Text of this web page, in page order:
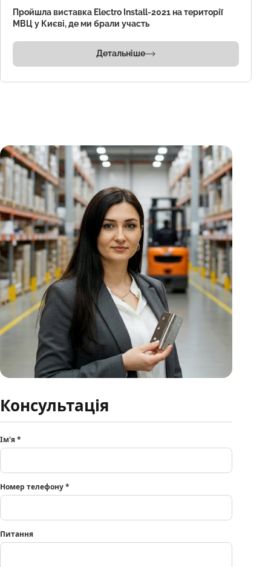
Пройшла виставка Electro Install-2021 на території
МВЦ у Києві, де ми брали участь
Детальніше
Консультація
Ім'я*
Номер телефону*
Питання